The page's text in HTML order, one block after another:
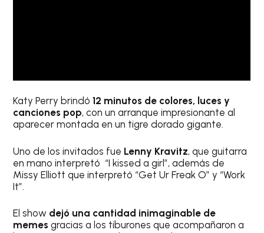
Katy Perry brindó12 minutos de colores, luces y
canciones pop, con un arranque impresionante al
aparecer montada en un tigre dorado gigante.
Uno de los invitados fue Lenny Kravitz, que guitarra
en mano interpretó “I kissed a girl”, además de
Missy Elliott que interpretó “Get Ur Freak O” y “Work
It”.
El show dejó una cantidad inimaginable de
memes gracias a los tiburones que acompañaron a